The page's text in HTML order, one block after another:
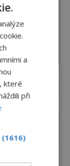
a
které
při
(1616)